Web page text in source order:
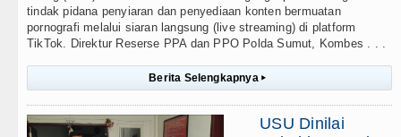
tindak pidana penyiaran dan penyediaan konten bermuatan
pornografi melalui siaran langsung (live streaming) di platform
TikTok. Direktur Reserse PPA dan PPO Polda Sumut, Kombes . . .
Berita Selengkapnya ▸
USU Dinilai